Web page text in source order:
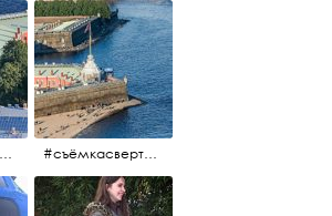
#съемкасвертолета #вертолёт #съёмкасвертолёта #петропавловскаякрепость #заячийостров #санктпетербург #съёмкасвертолёта #питер #петропавловскаякрепость #нева #осень2017